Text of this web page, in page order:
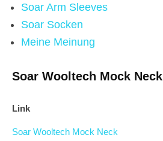
Soar Arm Sleeves
Soar Socken
Meine Meinung
Soar Wooltech Mock Neck
Link
Soar Wooltech Mock Neck